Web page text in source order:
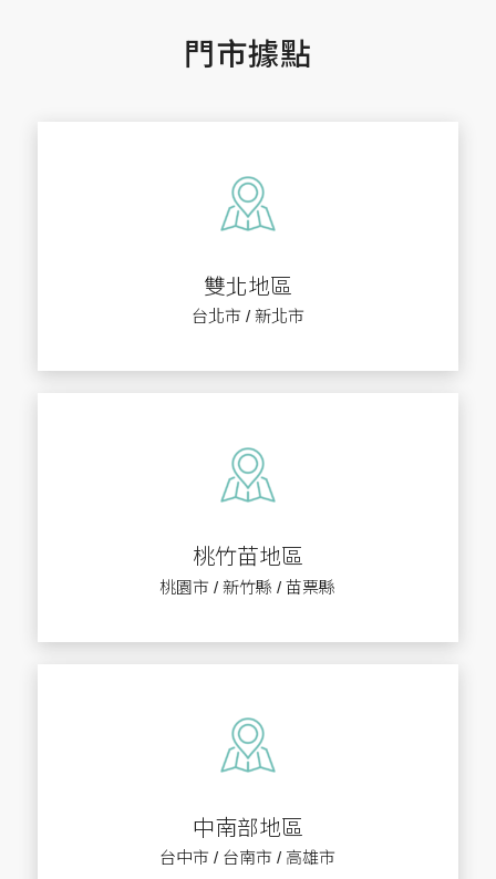
門市據點
雙北地區
台北市 / 新北市
桃竹苗地區
桃園市 / 新竹縣 / 苗票縣
中南部地區
台中市 / 台南市 / 高雄市